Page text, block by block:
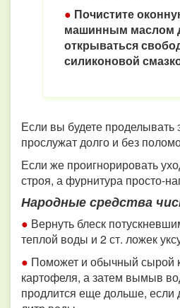
● Почистите
машинным маслом
открываться
силиконовой
Если вы будете
прослужат долго и без
Если же проигнорировать
строя, а фурнитура просто-
Народные средства
● Вернуть блеск
теплой воды и 2 ст. ложек
● Поможет и обычный сырой
картофеля, а затем вымыв
продлится еще дольше, если